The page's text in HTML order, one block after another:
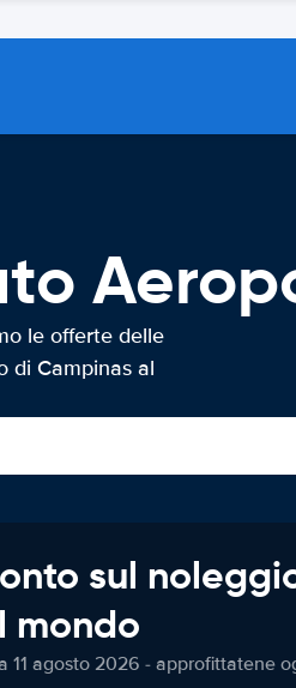
le offerte delle
di Campinas al
sul
mondo
11 agosto 2026 - approfittatene